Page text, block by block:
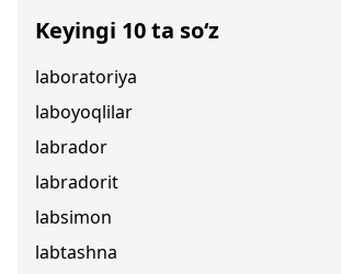
Keyingi 10 ta so‘z
laboratoriya
laboyoqlilar
labrador
labradorit
labsimon
labtashna